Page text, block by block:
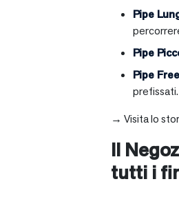
Pipe
Pipe
Pipe
prefissati.
→ Visita lo
Il
tutti i